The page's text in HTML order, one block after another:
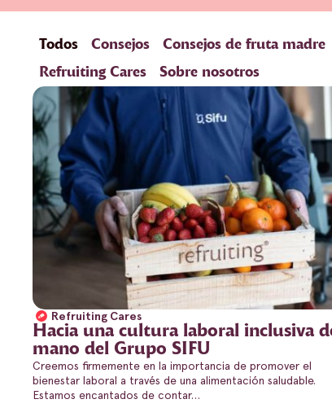
Consejos Consejos de fruta madre
Refruiting Cares
Sobre nosotros
Todos
Refruiting Cares
Hacia una cultura laboral inclusiva
mano del Grupo SIFU
Creemos firmemente en la importancia de promover el
bienestar laboral a través de una alimentación saludable.
Estamos encantados de contar…